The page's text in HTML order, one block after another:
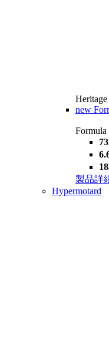
Heritage
new
Formula
製品詳
Hypermotard